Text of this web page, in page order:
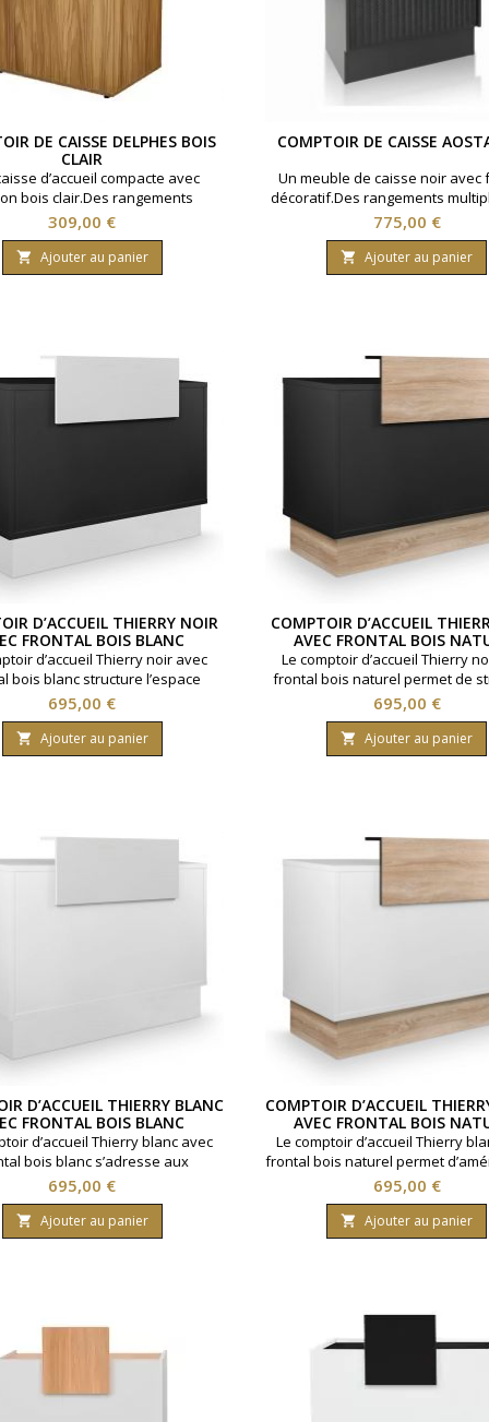
DE CAISSE DELPHES BOIS
CLAIR
d’accueil compacte avec
bois clair.Des rangements
pour organiser l’espace
Deux niches de stockage à
◆ Portes verrouillables
◆ Poignées métalliques
Prix
309,00 €
 Ajouter au panier
COMPTOIR DE CAISSE
Un meuble de caisse noir avec
décoratif.Des rangements
tiroir et passe-câble intégré.◆
décoratif en fronton ◆ Tiroir
passe-câble ◆ Niches et
rangement
Prix
775,00 €
 Ajouter au panier
D’ACCUEIL THIERRY NOIR
FRONTAL BOIS BLANC
d’accueil Thierry noir avec
bois blanc structure l’espace
d’un salon de coiffure, d’un
d’un institut de beauté.Avec sa
de 145 cm, sa profondeur de 55
de plateau de 95 cm et sa
Prix
695,00 €
 Ajouter au panier
COMPTOIR D’ACCUEIL
AVEC FRONTAL BOIS
Le comptoir d’accueil Thierry
frontal bois naturel permet de
l’espace réception d’un salon de
d’un barbier ou d’un institut
beauté.Avec une longueur de 145
profondeur de 55 cm, une
à...
Prix
695,00 €
 Ajouter au panier
D’ACCUEIL THIERRY BLANC
FRONTAL BOIS BLANC
d’accueil Thierry blanc avec
bois blanc s’adresse aux
qui souhaitent structurer
réception clair et organisé.Avec
de 145 cm, une profondeur
une hauteur de plateau de 95
Prix
695,00 €
 Ajouter au panier
COMPTOIR D’ACCUEIL
AVEC FRONTAL BOIS
Le comptoir d’accueil Thierry
frontal bois naturel permet
espace réception fonctionnel
de coiffure, barbier ou
beauté.Avec une longueur de 145
profondeur de 55 cm, une
Prix
695,00 €
 Ajouter au panier